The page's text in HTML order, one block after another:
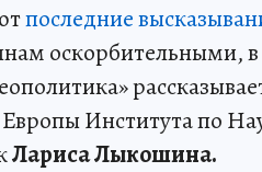
последние
оскорбительными,
Европы Института по
Лариса Лыкошина.